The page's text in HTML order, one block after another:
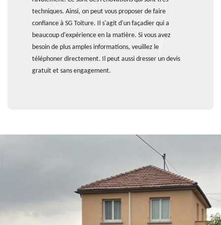
techniques. Ainsi, on peut vous proposer de faire
confiance à SG Toiture. Il s'agit d'un façadier qui a
beaucoup d'expérience en la matière. Si vous avez
besoin de plus amples informations, veuillez le
téléphoner directement. Il peut aussi dresser un devis
gratuit et sans engagement.